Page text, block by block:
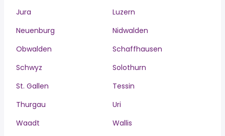
Jura
Luzern
Neuenburg
Nidwalden
Obwalden
Schaffhausen
Schwyz
Solothurn
St. Gallen
Tessin
Thurgau
Uri
Waadt
Wallis